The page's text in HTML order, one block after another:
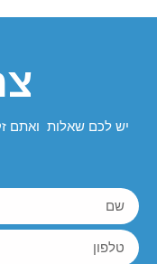
יש לכם שאלות ואתם